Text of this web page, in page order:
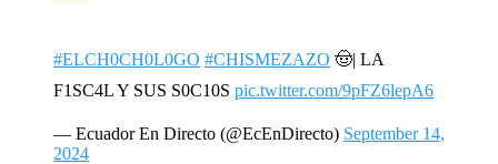
#ELCH0CH0L0GO #CHISMEZAZO 🤠| LA
F1SC4L Y SUS S0C10S pic.twitter.com/9pFZ6lepA6
— Ecuador En Directo (@EcEnDirecto) September 14,
2024